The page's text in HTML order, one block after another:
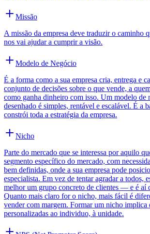
Missão
A missão da empresa deve traduzir o caminho
nos vai ajudar a cumprir a visão.
Modelo de Negócio
É a forma como a sua empresa cria, entrega e
conjunto de decisões sobre o que vende, a
como ganha dinheiro com isso. Um modelo de
desenhado é simples, rentável e escalável. É a
constrói toda a estratégia da empresa.
Nicho
Parte do mercado que se interessa por aquilo
segmento específico do mercado, com
bem definidas, onde a sua empresa pode
especialista. Em vez de tentar agradar a todos,
melhor um grupo concreto de clientes — e é aí
Quanto mais claro for o nicho, mais fácil é
vender com margem. Formar um nicho implica
personalizadas ao individuo, à unidade.